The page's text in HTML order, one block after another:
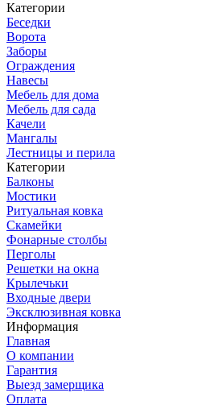
Категории
Беседки
Ворота
Заборы
Ограждения
Навесы
Мебель для дома
Мебель для сада
Качели
Мангалы
Лестницы и перила
Категории
Балконы
Мостики
Ритуальная ковка
Скамейки
Фонарные столбы
Перголы
Решетки на окна
Крылечьки
Входные двери
Эксклюзивная ковка
Информация
Главная
О компании
Гарантия
Выезд замерщика
Оплата